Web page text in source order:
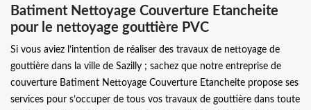
Batiment Nettoyage Couverture Etancheite
pour le nettoyage gouttière PVC
Si vous aviez l’intention de réaliser des travaux de nettoyage de
gouttière dans la ville de Sazilly ; sachez que notre entreprise de
couverture Batiment Nettoyage Couverture Etancheite propose ses
services pour s’occuper de tous vos travaux de gouttière dans toute